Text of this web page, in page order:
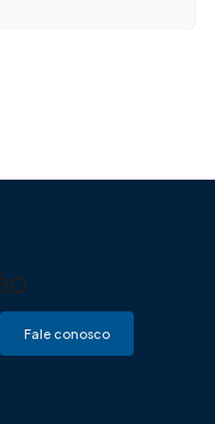
Fale conosco